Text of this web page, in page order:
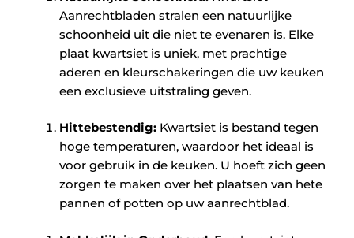
Aanrechtbladen stralen een natuurlijke
schoonheid uit die niet te evenaren is. Elke
plaat kwartsiet is uniek, met prachtige
aderen en kleurschakeringen die uw keuken
een exclusieve uitstraling geven.
Hittebestendig: Kwartsiet is bestand tegen
hoge temperaturen, waardoor het ideaal is
voor gebruik in de keuken. U hoeft zich geen
zorgen te maken over het plaatsen van hete
pannen of potten op uw aanrechtblad.